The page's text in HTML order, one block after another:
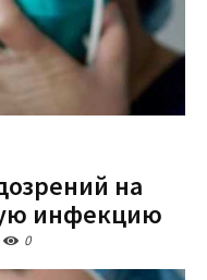
на
инфекцию
0